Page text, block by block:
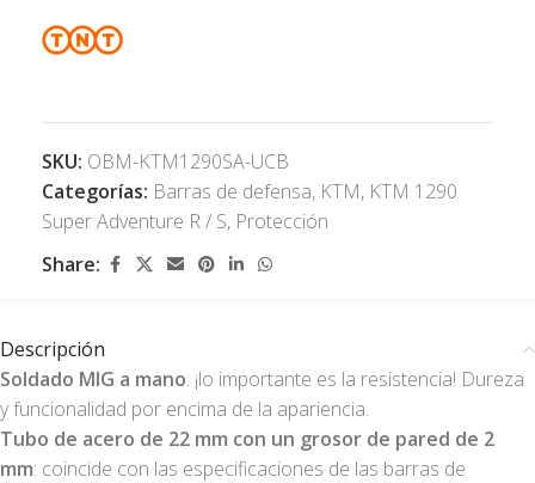
SKU: OBM-KTM1290SA-UCB
Categorías: Barras de defensa, KTM, KTM 1290
Super Adventure R / S, Protección
Share:
Descripción
Soldado MIG a mano: ¡lo importante es la resistencia! Dureza
y funcionalidad por encima de la apariencia.
Tubo de acero de 22 mm con un grosor de pared de 2
mm: coincide con las especificaciones de las barras de